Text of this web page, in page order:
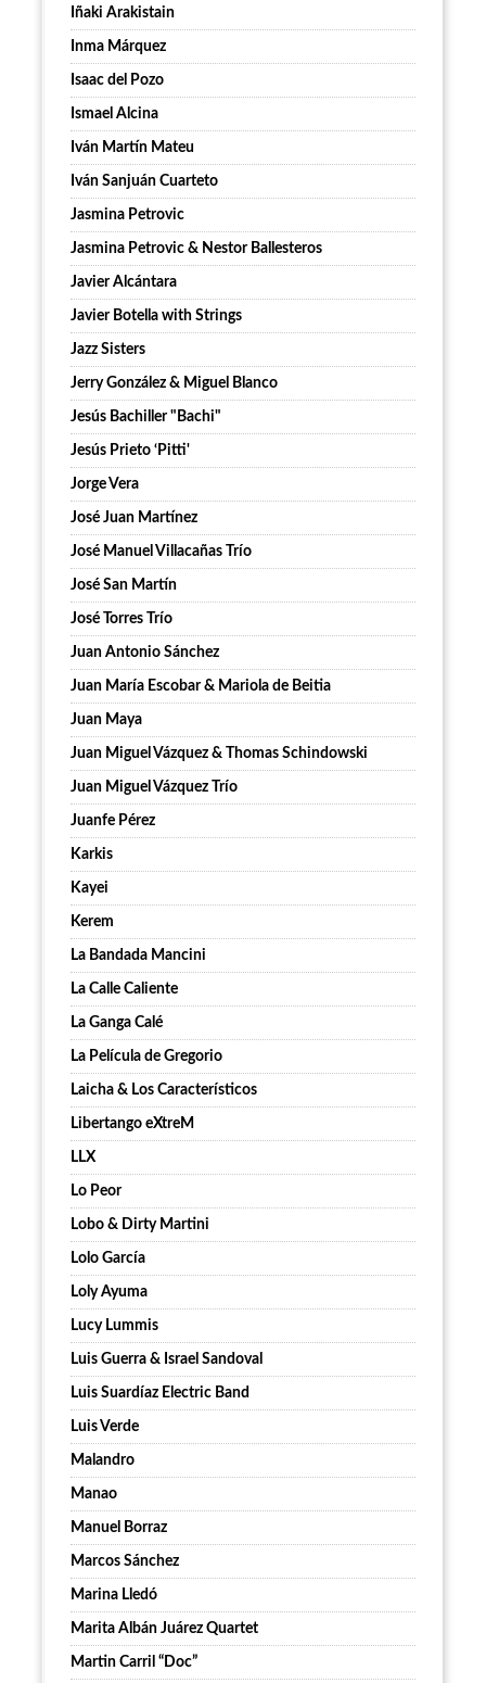
Iñaki Arakistain
Inma Márquez
Isaac del Pozo
Ismael Alcina
Iván Martín Mateu
Iván Sanjuán Cuarteto
Jasmina Petrovic
Jasmina Petrovic & Nestor Ballesteros
Javier Alcántara
Javier Botella with Strings
Jazz Sisters
Jerry González & Miguel Blanco
Jesús Bachiller "Bachi"
Jesús Prieto ‘Pitti'
Jorge Vera
José Juan Martínez
José Manuel Villacañas Trío
José San Martín
José Torres Trío
Juan Antonio Sánchez
Juan María Escobar & Mariola de Beitia
Juan Maya
Juan Miguel Vázquez & Thomas Schindowski
Juan Miguel Vázquez Trío
Juanfe Pérez
Karkis
Kayei
Kerem
La Bandada Mancini
La Calle Caliente
La Ganga Calé
La Película de Gregorio
Laicha & Los Característicos
Libertango eXtreM
LLX
Lo Peor
Lobo & Dirty Martini
Lolo García
Loly Ayuma
Lucy Lummis
Luis Guerra & Israel Sandoval
Luis Suardíaz Electric Band
Luis Verde
Malandro
Manao
Manuel Borraz
Marcos Sánchez
Marina Lledó
Marita Albán Juárez Quartet
Martin Carril “Doc”